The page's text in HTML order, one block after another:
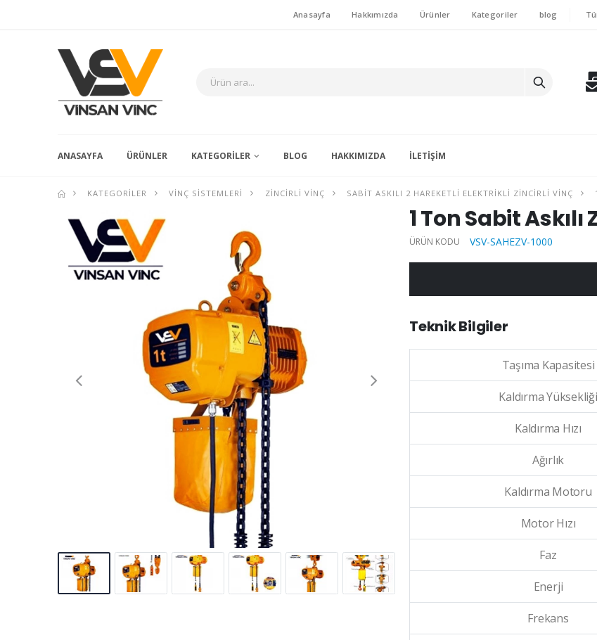
Anasayfa Hakkımızda Ürünler Kategoriler blog
ANASAYFA ÜRÜNLER KATEGORILER BLOG HAKKIMIZDA İLETIŞIM
KATEGORILER VINÇ SISTEMLERI ZINCIRLI VINÇ SABIT ASKILI 2 HAREKETLI ELEKTRIKLI ZINCIRLI VINÇ
1 Ton Sabit
ÜRÜN KODU VSV-SAHEZV-1000
Teknik Bilgiler
Taşıma Kapasitesi
Kaldırma Yüksekliği
Kaldırma Hızı
Ağırlık
Kaldırma Motoru
Motor Hızı
Faz
Enerji
Frekans